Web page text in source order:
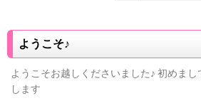
ようこそ♪
ようこそお越しくださいました♪ 初めまし
します